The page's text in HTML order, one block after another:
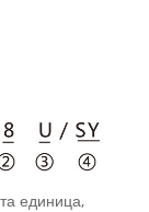
единица,